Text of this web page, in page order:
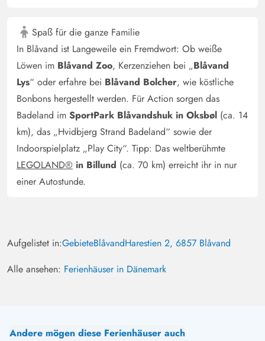
Spaß für die ganze Familie
In Blåvand ist Langeweile ein Fremdwort: Ob weiße
Löwen im Blåvand Zoo, Kerzenziehen bei „Blåvand
Lys“ oder erfahre bei Blåvand Bolcher, wie köstliche
Bonbons hergestellt werden. Für Action sorgen das
Badeland im SportPark Blåvandshuk in Oksbøl (ca. 14
km), das „Hvidbjerg Strand Badeland“ sowie der
Indoorspielplatz „Play City“. Tipp: Das weltberühmte
LEGOLAND® in Billund (ca. 70 km) erreicht ihr in nur
einer Autostunde.
Aufgelistet in:GebieteBlåvandHarestien 2, 6857 Blåvand
Alle ansehen: Ferienhäuser in Dänemark
Andere mögen diese Ferienhäuser auch